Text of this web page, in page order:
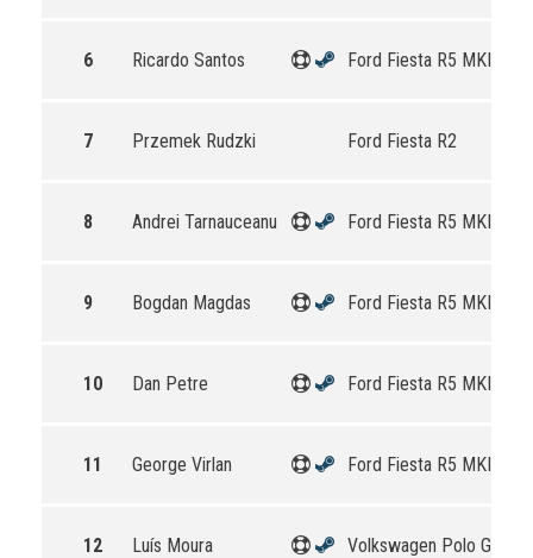
6 Ricardo Santos Ford Fiesta R5 MKII
7 Przemek Rudzki Ford Fiesta R2
8 Andrei Tarnauceanu Ford Fiesta R5 MKII
9 Bogdan Magdas Ford Fiesta R5 MKII
10 Dan Petre Ford Fiesta R5 MKII
11 George Virlan Ford Fiesta R5 MKII
12 Luís Moura Volkswagen Polo GTI R5